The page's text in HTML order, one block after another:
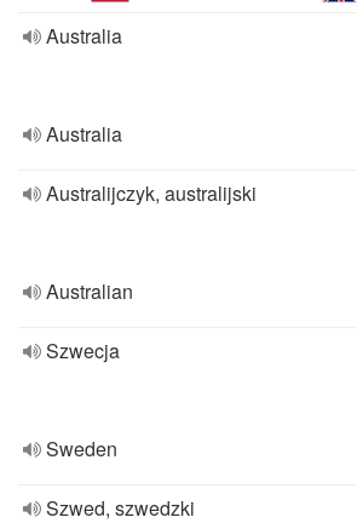
Australia
Australia
Australijczyk, australijski
Australian
Szwecja
Sweden
Szwed, szwedzki